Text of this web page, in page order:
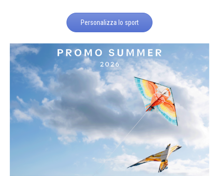
Personalizza lo sport